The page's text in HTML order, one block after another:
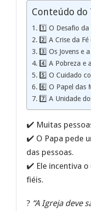
Conteúdo do
1️⃣ O Desafio
2️⃣ A Crise da
3️⃣ Os Jovens e
4️⃣ A Pobreza e
5️⃣ O Cuidado
6️⃣ O Papel das
7️⃣ A Unidade
✔️ Muitas
✔️ O Papa pede
das pessoas.
✔️ Ele incentiva o
fiéis.
? “A Igreja deve